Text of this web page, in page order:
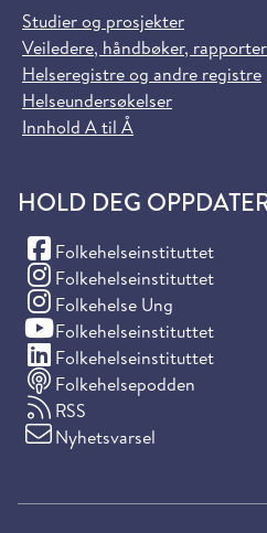
Studier og prosjekter
Veiledere, håndbøker,
Helseregistre og andre registre
Helseundersøkelser
Innhold A til Å
HOLD DEG
Folkehelseinstituttet
(Facebook)
Folkehelseinstituttet
(Instagram)
Folkehelse Ung
(Instagram)
Folkehelseinstituttet
(YouTube)
Folkehelseinstituttet
(LinkedIn)
Folkehelsepodden
RSS
Nyhetsvarsel